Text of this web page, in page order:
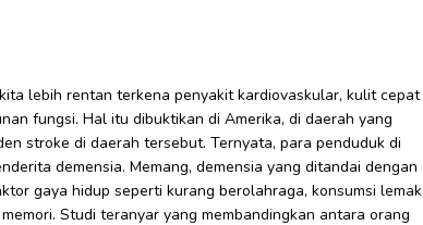
lebih rentan terkena penyakit kardiovaskular, kulit cepat
fungsi. Hal itu dibuktikan di Amerika, di daerah yang
stroke di daerah tersebut. Ternyata, para penduduk di
demensia. Memang, demensia yang ditandai dengan
gaya hidup seperti kurang berolahraga, konsumsi lemak
Studi teranyar yang membandingkan antara orang